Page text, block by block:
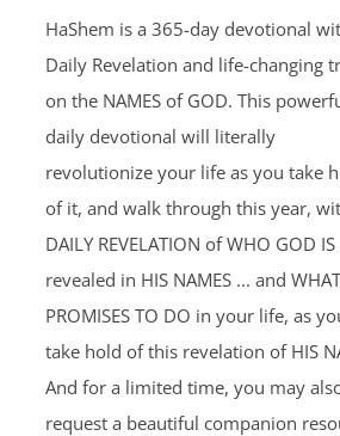
HaShem is a 365-day devotional
Daily Revelation and life-changing
on the NAMES of GOD. This
daily devotional will literally
revolutionize your life as you take
of it, and walk through this year,
DAILY REVELATION of WHO GOD
revealed in HIS NAMES ... and
PROMISES TO DO in your life, as
take hold of this revelation of HIS
And for a limited time, you may
request a beautiful companion